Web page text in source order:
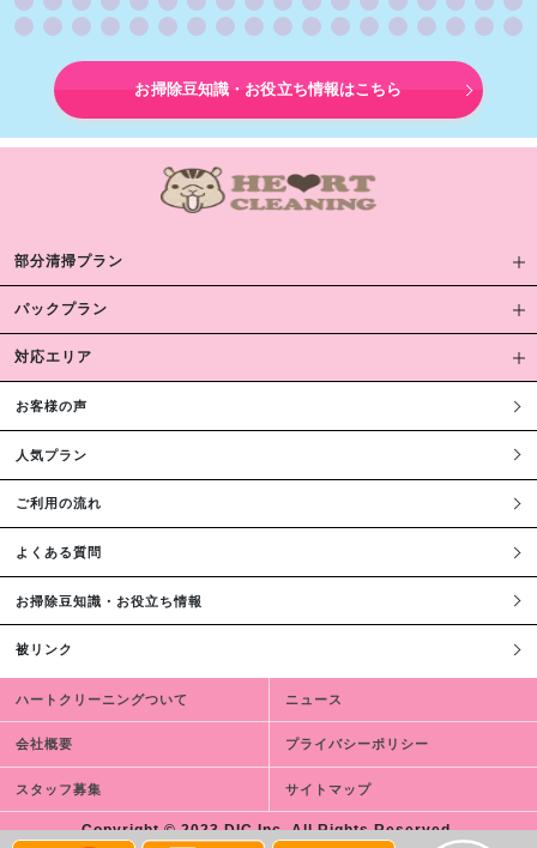
お掃除豆知識・お役立ち情報はこちら
部分清掃プラン
パックプラン
対応エリア
お客様の声
人気プラン
ご利用の流れ
よくある質問
お掃除豆知識・お役立ち情報
被リンク
ハートクリーニングついて ニュース
会社概要 プライバシーポリシー
スタッフ募集 サイトマップ
Copyright © 2023 DIC,Inc. All Rights Reserved.